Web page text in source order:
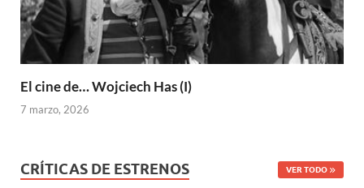
El cine de… Wojciech Has (I)
7 marzo, 2026
CRÍTICAS DE ESTRENOS VER TODO